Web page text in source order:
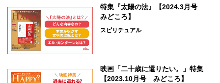
特集『太陽の法』【2024.3月号
みどころ】
スピリチュアル
映画「二十歳に還りたい。」特集
【2023.10月号 みどころ】